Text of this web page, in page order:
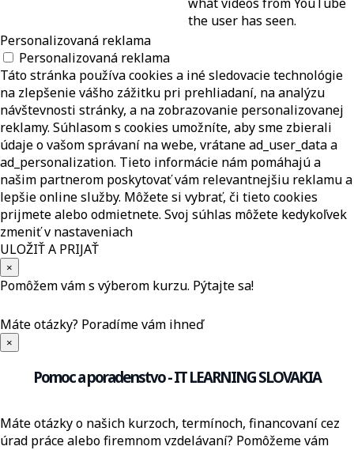
what videos from YouTube
the user has seen.
Personalizovaná reklama
Personalizovaná reklama
Táto stránka používa cookies a iné sledovacie technológie
na zlepšenie vášho zážitku pri prehliadaní, na analýzu
návštevnosti stránky, a na zobrazovanie personalizovanej
reklamy. Súhlasom s cookies umožníte, aby sme zbierali
údaje o vašom správaní na webe, vrátane ad_user_data a
ad_personalization. Tieto informácie nám pomáhajú a
našim partnerom poskytovať vám relevantnejšiu reklamu a
lepšie online služby. Môžete si vybrať, či tieto cookies
prijmete alebo odmietnete. Svoj súhlas môžete kedykoľvek
zmeniť v nastaveniach
ULOŽIŤ A PRIJAŤ
×
Pomôžem vám s výberom kurzu. Pýtajte sa!
Máte otázky? Poradíme vám ihneď
×
Pomoc a poradenstvo - IT LEARNING SLOVAKIA
Máte otázky o našich kurzoch, termínoch, financovaní cez
úrad práce alebo firemnom vzdelávaní? Pomôžeme vám